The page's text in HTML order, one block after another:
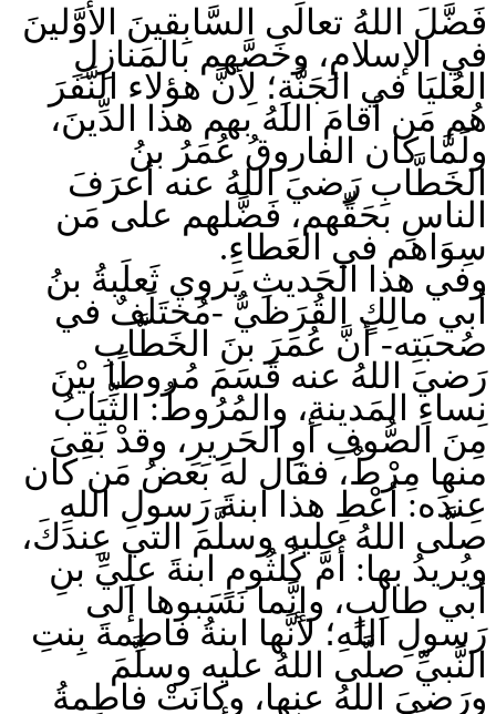
فَضَّلَ اللهُ تعالَى السَّابِقينَ الأوَّلينَ
في الإسلامِ، وخَصَّهم بالمَنازِلِ
العُليَا في الجَنَّةِ؛ لِأنَّ هؤلاء النَّفَرَ
هُم مَن أقامَ اللهُ بهم هذا الدِّينَ،
ولَمَّا كان الفاروقُ عُمَرُ بنُ
الخَطَّابِ رَضيَ اللهُ عنه أعرَفَ
الناسِ بحَقِّهم، فَضَّلهم على مَن
سِوَاهم في العَطاءِ.
وفي هذا الحَديثِ يَروي ثَعلَبةُ بنُ
أبي مالِكٍ القُرَظيُّ -مُختَلَفٌ في
صُحبَتِه- أنَّ عُمَرَ بنَ الخَطَّابِ
رَضيَ اللهُ عنه قَسَمَ مُروطًا بيْنَ
نِساءِ المَدينةِ، والمُرُوطُ: الثِّيَابُ
مِنَ الصُّوفِ أوِ الحَرِيرِ، وقدْ بَقِىَ
منها مِرْطٌ، فقال له بَعضُ مَن كان
عِندَه: أعْطِ هذا ابنةَ رَسولِ اللهِ
صلَّى اللهُ عليه وسلَّمَ التي عِندَكَ،
ويُريدُ بها: أُمَّ كُلثُومٍ ابنةَ علِيِّ بنِ
أبي طالِبٍ، وإنَّما نَسَبوها إلى
رَسولِ اللهِ؛ لأنَّها ابنةُ فاطِمةَ بِنتِ
النَّبيِّ صلَّى اللهُ عليه وسلَّمَ
ورَضيَ اللهُ عنها، وكانَتْ فاطِمةُ